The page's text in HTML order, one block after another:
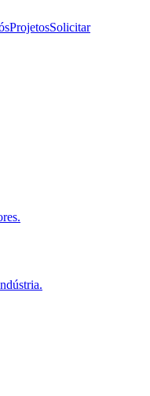
ProjetosSolicitar